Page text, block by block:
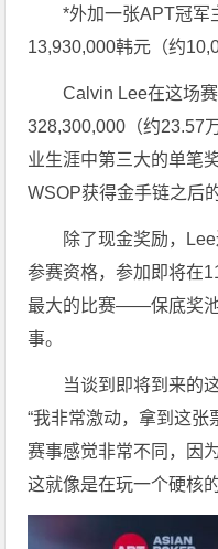
*外加一张APT冠军
13,930,000韩元（约
Calvin Lee在这场
328,300,000（约23.57
业生涯中第三大的单笔
WSOP获得金手链之后
除了现金奖励，
参赛资格，参加即将在
最大的比赛——保底奖
事。
当谈到即将到来的
“我非常激动，拿到这
赛事感觉非常不同，因
这就像是在玩一个硬核